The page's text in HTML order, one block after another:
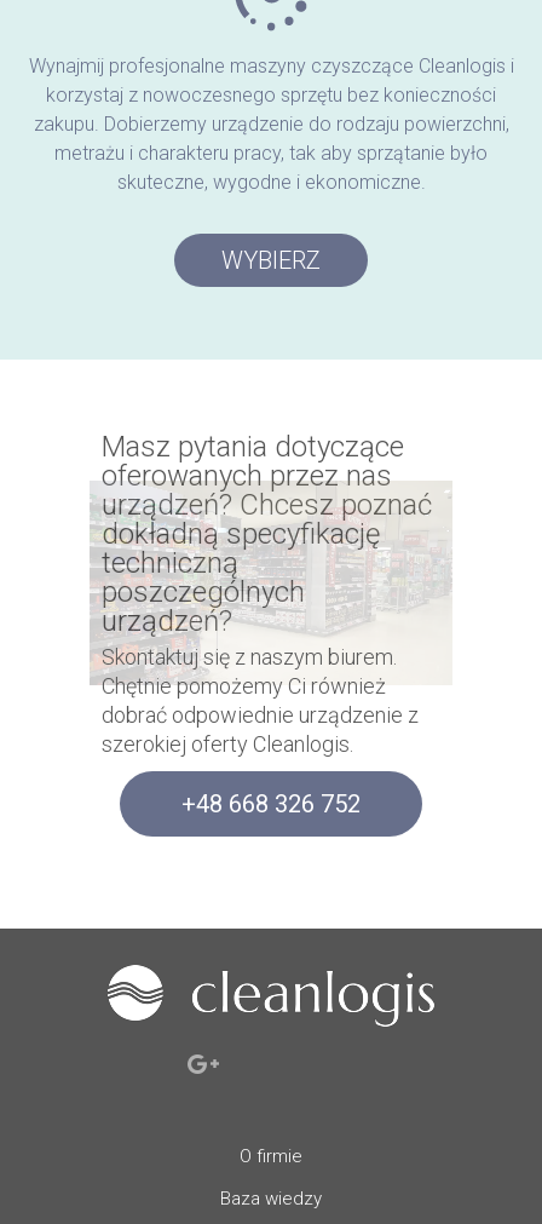
Wynajmij profesjonalne maszyny czyszczące Cleanlogis i
korzystaj z nowoczesnego sprzętu bez konieczności
zakupu. Dobierzemy urządzenie do rodzaju powierzchni,
metrażu i charakteru pracy, tak aby sprzątanie było
skuteczne, wygodne i ekonomiczne.
WYBIERZ
Masz pytania dotyczące
oferowanych przez nas
urządzeń? Chcesz poznać
dokładną specyfikację
techniczną
poszczególnych
urządzeń?
Skontaktuj się z naszym biurem.
Chętnie pomożemy Ci również
dobrać odpowiednie urządzenie z
szerokiej oferty Cleanlogis.
+48 668 326 752
O firmie
Baza wiedzy